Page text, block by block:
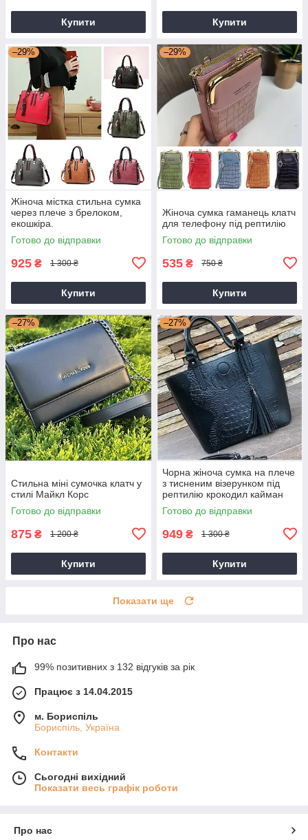
Купити Купити
–29%
Жіноча містка стильна сумка
через плече з брелоком,
екошкіра.
Готово до відправки
925 ₴ 1 300 ₴
Купити
–29%
Жіноча сумка гаманець клатч
для телефону під рептилію
Готово до відправки
535 ₴ 750 ₴
Купити
–27%
Стильна міні сумочка клатч у
стилі Майкл Корс
Готово до відправки
875 ₴ 1 200 ₴
Купити
–27%
Чорна жіноча сумка на плече
з тисненим візерунком під
рептилію крокодил кайман
Готово до відправки
949 ₴ 1 300 ₴
Купити
Показати ще
Про нас
99% позитивних з 132 відгуків за рік
Працює з 14.04.2015
м. Бориспіль
Бориспіль, Україна
Контакти
Сьогодні вихідний
Показати весь графік роботи
Про нас